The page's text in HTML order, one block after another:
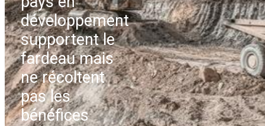
développement
supportent le
fardeau mais
ne récoltent
pas les
bénéfices